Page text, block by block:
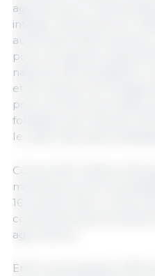
agricole pour le
intégrer des fonds non
autrement d’être perdus.
pourront ajouter jusqu’à
national. Afin de garantir
et de réduire les charges
pourront être accordées
forfaitaire par hectare et
le cadre des plans
Concernant l’avance des
membres auront la
16 octobre avec un taux
contribuant ainsi à
agriculteurs.
Enfin, la proposition offrira